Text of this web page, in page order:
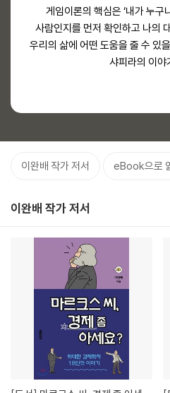
야니스 바루파키스가 10대의 딸
말투는 자상하지만 내용은 날
자본주의 원리를 뿌리부터 부정
친절하게 전개돼 고
게임이론의 핵심은 ‘내가 누구
사람인지를 먼저 확인하고 나의
우리의 삶에 어떤 도움을 줄 수 있
샤피라의 이야
분산주의를 지지하는 입장에서 벨
시장에 종속되지도, 국가에 얽매
분산된 사회, 그 아름다운 세상에
세계적 영장류 학자 프란스 드 발
공유하는 침팬지 연구를 통해 ‘
알려준다. 시대의 지성 최재천 교
감사하
등가교환에 기반한 주류경
아이젠스타인의 따뜻하고 상
현대 사회가 직면한 빈곤에 대한
모르는 자들이 빈곤 문제를 해결
브레흐만이 일갈한 바 있다. 우리
알아야
야니스 바루파키스가 10대의 딸
말투는 자상하지만 내용은 날
자본주의 원리를 뿌리부터 부정
친절하게 전개돼 고
게임이론의 핵심은 ‘내가 누구
사람인지를 먼저 확인하고 나의
우리의 삶에 어떤 도움을 줄 수 있
샤피라의 이야
이완배 작가 저서 eBook으로
이완배 작가 저서